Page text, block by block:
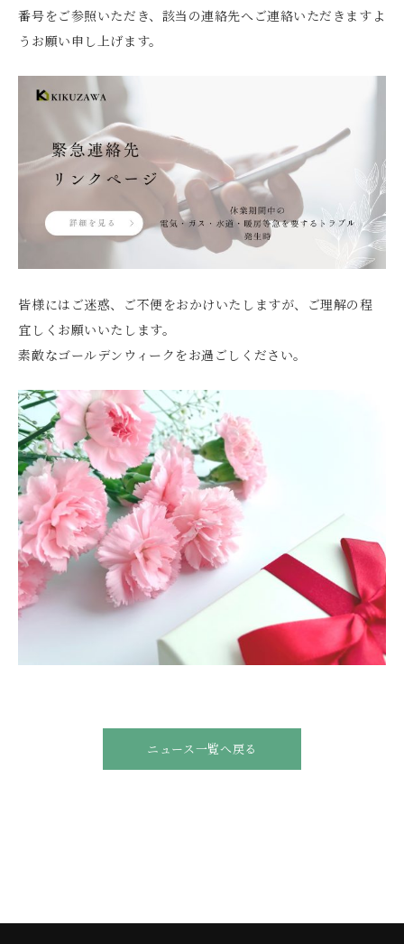
番号をご参照いただき、該当の連絡先へご連絡いただきますよ
うお願い申し上げます。
皆様にはご迷惑、ご不便をおかけいたしますが、ご理解の程
宜しくお願いいたします。
素敵なゴールデンウィークをお過ごしください。
ニュース一覧へ戻る